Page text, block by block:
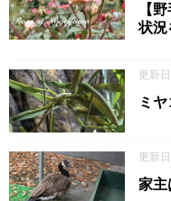
【
状況
更新
ミ
更新
家